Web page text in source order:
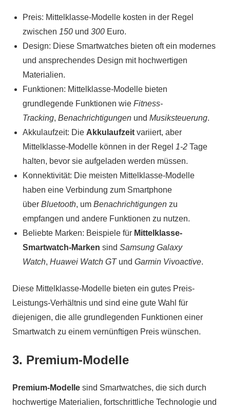
Preis: Mittelklasse-Modelle kosten in der Regel
zwischen 150 und 300 Euro.
Design: Diese Smartwatches bieten oft ein modernes
und ansprechendes Design mit hochwertigen
Materialien.
Funktionen: Mittelklasse-Modelle bieten
grundlegende Funktionen wie Fitness-
Tracking, Benachrichtigungen und Musiksteuerung.
Akkulaufzeit: Die Akkulaufzeit variiert, aber
Mittelklasse-Modelle können in der Regel 1-2 Tage
halten, bevor sie aufgeladen werden müssen.
Konnektivität: Die meisten Mittelklasse-Modelle
haben eine Verbindung zum Smartphone
über Bluetooth, um Benachrichtigungen zu
empfangen und andere Funktionen zu nutzen.
Beliebte Marken: Beispiele für Mittelklasse-
Smartwatch-Marken sind Samsung Galaxy
Watch, Huawei Watch GTund Garmin Vivoactive.
Diese Mittelklasse-Modelle bieten ein gutes Preis-
Leistungs-Verhältnis und sind eine gute Wahl für
diejenigen, die alle grundlegenden Funktionen einer
Smartwatch zu einem vernünftigen Preis wünschen.
3. Premium-Modelle
Premium-Modelle sind Smartwatches, die sich durch
hochwertige Materialien, fortschrittliche Technologie und